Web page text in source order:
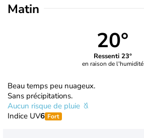
Matin
20°
Ressenti 23°
en raison de l'humidité
Beau temps peu nuageux.
Sans précipitations.
Aucun risque de pluie
Indice UV6 Fort